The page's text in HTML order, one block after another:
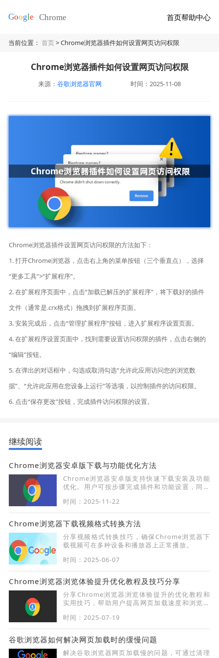
首页帮助中心
当前位置：首页> Chrome浏览器插件如何设置网页访问权限
Chrome浏览器插件如何设置网页访问权限
来源： 谷歌浏览器官网 时间：2025-11-08
Chrome浏览器插件设置网页访问权限的方法如下：
1. 打开Chrome浏览器，点击右上角的菜单按钮（三个垂直点），选择
“更多工具”>“扩展程序”。
2. 在扩展程序页面中，点击“加载已解压的扩展程序”，将下载好的插件
文件（通常是.crx格式）拖拽到扩展程序页面。
3. 安装完成后，点击“管理扩展程序”按钮，进入扩展程序设置页面。
4. 在扩展程序设置页面中，找到需要设置访问权限的插件，点击右侧的
“编辑”按钮。
5. 在弹出的对话框中，勾选或取消勾选“允许此应用访问您的浏览数
据”、“允许此应用在您设备上运行”等选项，以控制插件的访问权限。
6. 点击“保存更改”按钮，完成插件访问权限的设置。
继续阅读
Chrome浏览器安卓版下载与功能优化方法
Chrome浏览器安卓版支持快速下载安装及功能
优化。用户可按步骤完成插件和功能设置，同时
时间：2025-11-22
Chrome浏览器下载视频格式转换方法
分享视频格式转换技巧，确保Chrome浏览器下
载视频可在多种设备和播放器上正常播放。
时间：2025-06-07
Chrome浏览器浏览体验提升优化教程及技巧分享
分享Chrome浏览器浏览体验提升的优化教程和
实用技巧，帮助用户提高网页加载速度和浏览稳
时间：2025-07-19
谷歌浏览器如何解决网页加载时的缓慢问题
解决谷歌浏览器网页加载慢的问题，可通过清理